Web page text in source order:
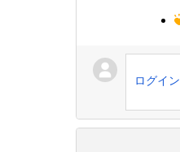
ログイン